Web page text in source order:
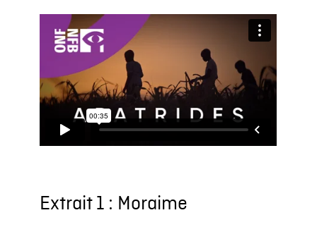
Extrait 1 : Moraime